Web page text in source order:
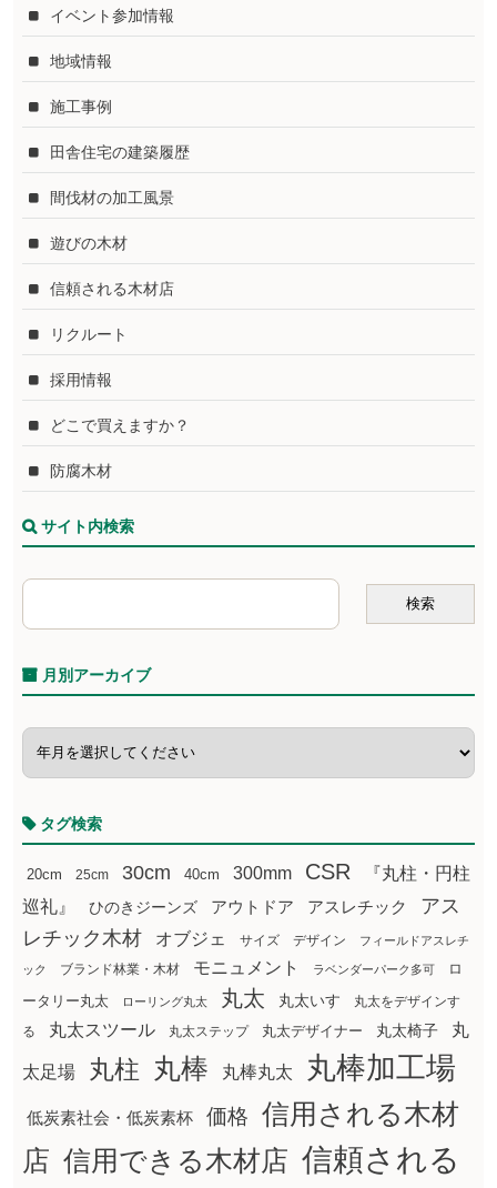
イベント参加情報
地域情報
施工事例
田舎住宅の建築履歴
間伐材の加工風景
遊びの木材
信頼される木材店
リクルート
採用情報
どこで買えますか？
防腐木材
サイト内検索
月別アーカイブ
タグ検索
20cm 25cm 30cm 40cm 300mm CSR
『丸柱・円柱
巡礼』
ひのきジーンズ アウトドア アスレチック
アス
レチック木材
オブジェ サイズ デザイン フィールドアスレチ
ック ブランド林業・木材 モニュメント ラベンダーパーク多可
ロ
ータリー丸太
ローリング丸太 丸太 丸太いす
丸太をデザインす
る
丸太スツール 丸太ステップ 丸太デザイナー 丸太椅子 丸
太足場 丸柱 丸棒 丸棒丸太 丸棒加工場
低炭素社会・低炭素杯 価格
信用される木材
店 信用できる木材店 信頼される